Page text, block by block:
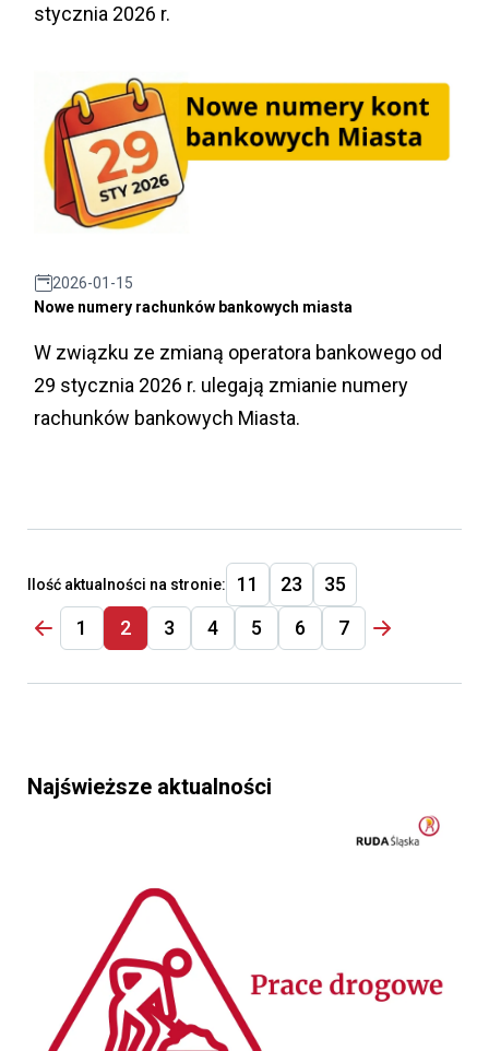
stycznia 2026 r.
2026-01-15
Nowe numery rachunków bankowych miasta
W związku ze zmianą operatora bankowego od
29 stycznia 2026 r. ulegają zmianie numery
rachunków bankowych Miasta.
Ilość aktualności na stronie: 11 23
35
1
2 3 4 5 6 7
Najświeższe aktualności